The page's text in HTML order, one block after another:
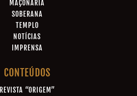
MAÇONARIA
SOBERANA
TEMPLO
NOTÍCIAS
IMPRENSA
CONTEÚDOS
REVISTA “ORIGEM”